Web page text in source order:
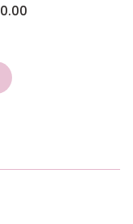
0.00